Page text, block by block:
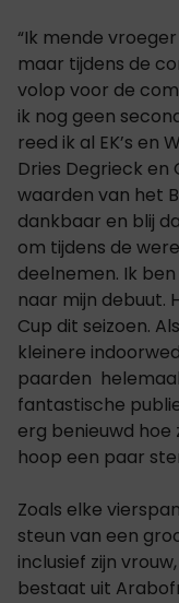
“Ik mende
maar tijdens de
volop voor de
ik nog geen
reed ik al EK’s en
Dries Degrieck en
waarden van het
dankbaar en blij
om tijdens de
deelnemen. Ik
naar mijn debuut.
Cup dit seizoen.
kleinere
paarden
fantastische
erg benieuwd hoe
hoop een paar
Zoals elke
steun van een
inclusief zijn
bestaat uit